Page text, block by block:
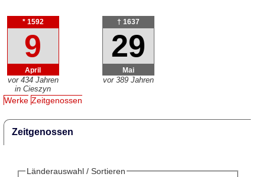
* 1592
9
April
vor 434 Jahren
in Cieszyn
† 1637
29
Mai
vor 389 Jahren
Werke Zeitgenossen
Zeitgenossen
Länderauswahl / Sortieren